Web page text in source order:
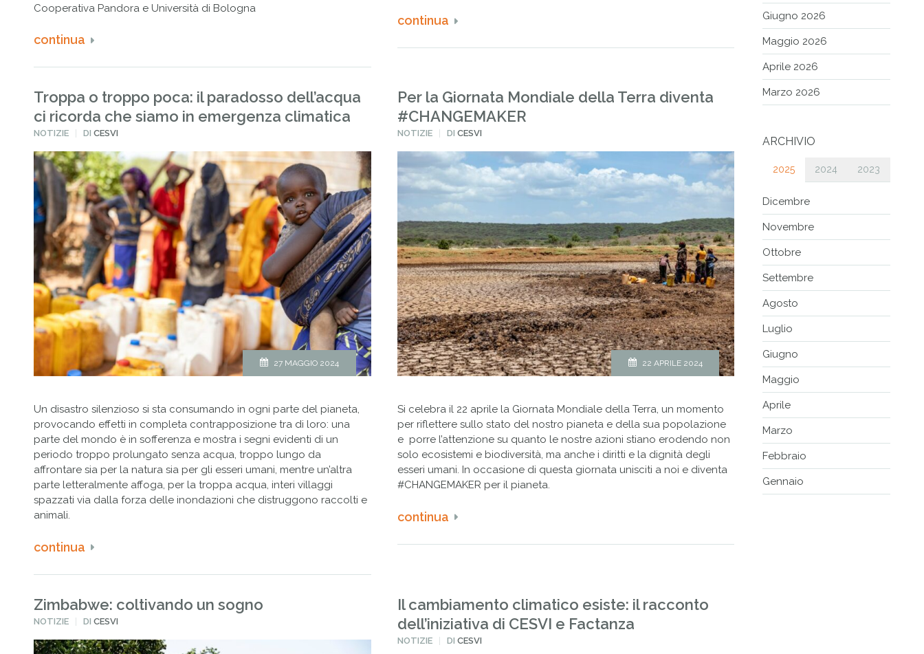
Cooperativa Pandora e Università di Bologna
continua
continua
Troppa o troppo poca: il paradosso dell’acqua
ci ricorda che siamo in emergenza climatica
PUBBLICATO
NOTIZIE DICESVI
27 MAGGIO 2024
Un disastro silenzioso si sta consumando in ogni parte del pianeta,
provocando effetti in completa contrapposizione tra di loro: una
parte del mondo è in sofferenza e mostra i segni evidenti di un
periodo troppo prolungato senza acqua, troppo lungo da
affrontare sia per la natura sia per gli esseri umani, mentre un’altra
parte letteralmente affoga, per la troppa acqua, interi villaggi
spazzati via dalla forza delle inondazioni che distruggono raccolti e
animali.
continua
Per la Giornata Mondiale della Terra diventa
#CHANGEMAKER
PUBBLICATO
NOTIZIE DICESVI
22 APRILE 2024
Si celebra il 22 aprile la Giornata Mondiale della Terra, un momento
per riflettere sullo stato del nostro pianeta e della sua popolazione
e porre l’attenzione su quanto le nostre azioni stiano erodendo non
solo ecosistemi e biodiversità, ma anche i diritti e la dignità degli
esseri umani. In occasione di questa giornata unisciti a noi e diventa
#CHANGEMAKER per il pianeta.
continua
Zimbabwe: coltivando un sogno
PUBBLICATO
NOTIZIE DICESVI
Il cambiamento climatico esiste: il racconto
dell’iniziativa di CESVI e Factanza
PUBBLICATO
NOTIZIE DICESVI
Giugno 2026
Maggio 2026
Aprile 2026
Marzo 2026
ARCHIVIO
2025 2024 2023
Dicembre
Novembre
Ottobre
Settembre
Agosto
Luglio
Giugno
Maggio
Aprile
Marzo
Febbraio
Gennaio